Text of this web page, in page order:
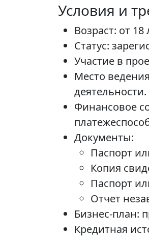
Условия и
Возраст: от
Статус:
Участие в
Место
деятельности.
Финансовое
Документы:
Паспорт
Копия
Паспорт
Отчет
Бизнес-план:
Кредитная